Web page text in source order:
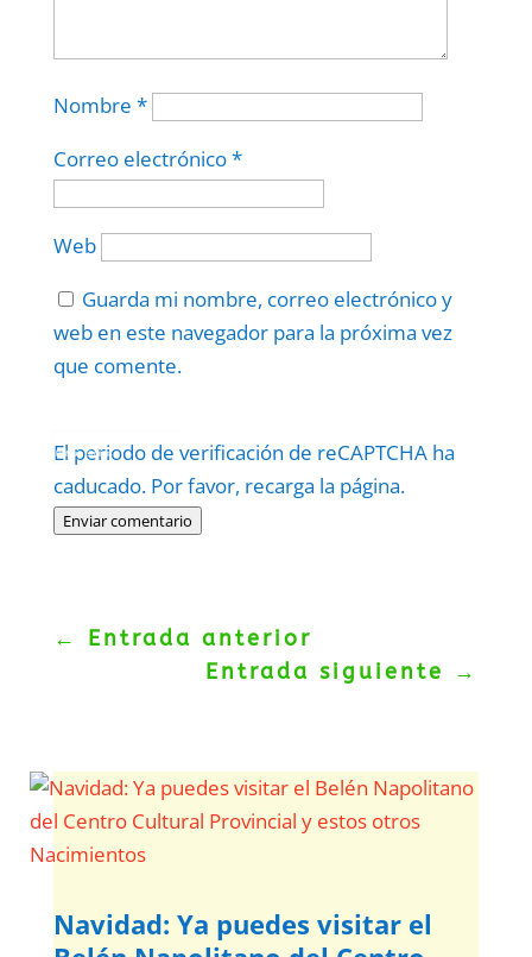
Nombre *
Correo electrónico*
Web
Guarda mi nombre, correo electrónico y
web en este navegador para la próxima vez
que comente.
El periodo de verificación de reCAPTCHA ha
caducado. Por favor, recarga la página.
Enviar comentario
Politica–Términos.
← Entrada anterior
Entrada siguiente
→
Navidad: Ya puedes visitar el